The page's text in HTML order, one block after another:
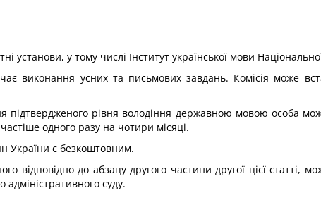
установи, у тому числі Інститут української мови
виконання усних та письмових завдань. Комісія може
рівня володіння державною мовою особа
одного разу на чотири місяці.
України є безкоштовним.
до абзацу другого частини другої цієї статті,
суду.